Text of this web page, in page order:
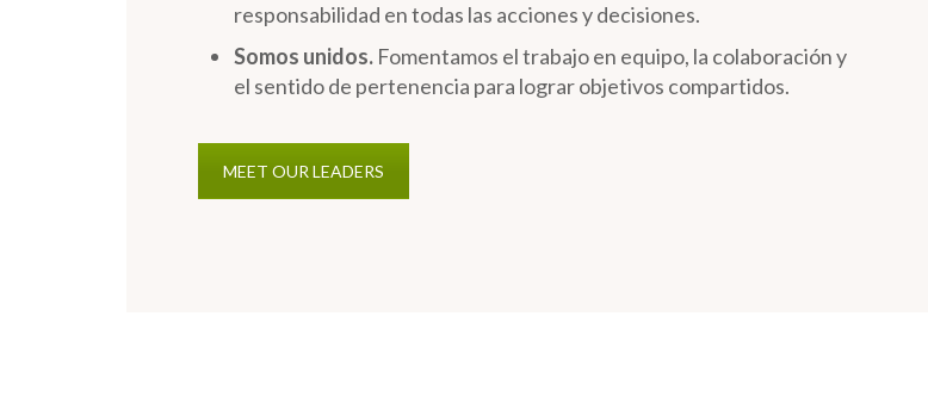
responsabilidad en todas las acciones y decisiones.
Somos unidos. Fomentamos el trabajo en equipo, la colaboración y
el sentido de pertenencia para lograr objetivos compartidos.
MEET OUR LEADERS